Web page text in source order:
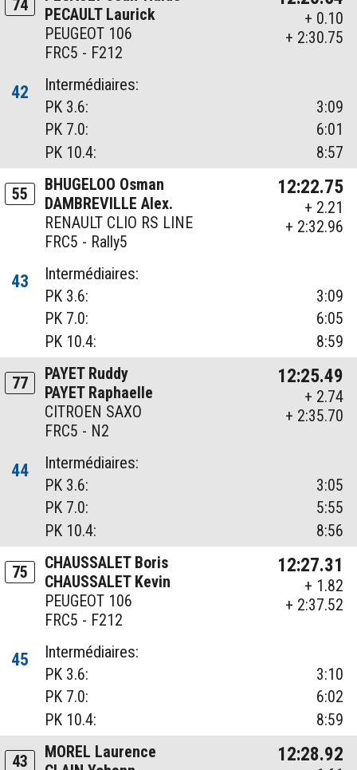
74
PECAULT Laurick
PEUGEOT 106
FRC5 - F212
+ 0.10
+ 2:30.75
42
Intermédiaires:
PK 3.6:
3:09
PK 7.0:
6:01
PK 10.4:
8:57
55
BHUGELOO Osman
DAMBREVILLE Alex.
RENAULT CLIO RS LINE
FRC5 - Rally5
12:22.75
+ 2.21
+ 2:32.96
43
Intermédiaires:
PK 3.6:
3:09
PK 7.0:
6:05
PK 10.4:
8:59
77
PAYET Ruddy
PAYET Raphaelle
CITROEN SAXO
FRC5 - N2
12:25.49
+ 2.74
+ 2:35.70
44
Intermédiaires:
PK 3.6:
3:05
PK 7.0:
5:55
PK 10.4:
8:56
75
CHAUSSALET Boris
CHAUSSALET Kevin
PEUGEOT 106
FRC5 - F212
12:27.31
+ 1.82
+ 2:37.52
45
Intermédiaires:
PK 3.6:
3:10
PK 7.0:
6:02
PK 10.4:
8:59
43
MOREL Laurence
12:28.92